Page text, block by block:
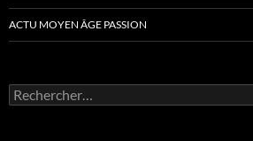
ACTU MOYEN ÂGE PASSION
Rechercher :